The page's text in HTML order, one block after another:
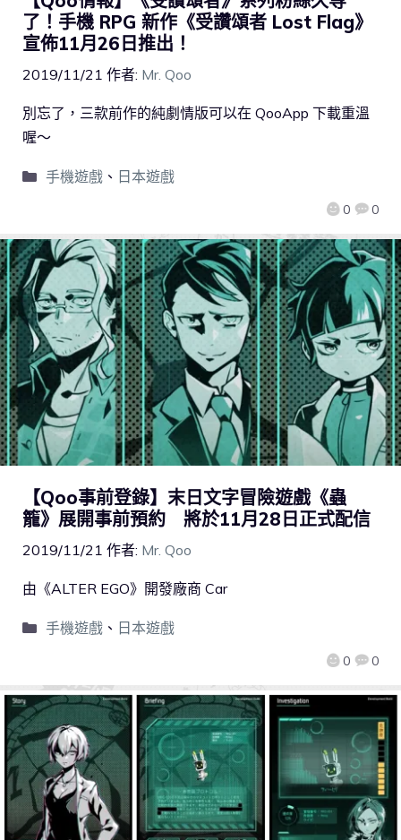
了！手機 RPG 新作《受讚頌者 Lost Flag》
宣佈11月26日推出！
2019/11/21 作者: Mr. Qoo
0 0
別忘了，三款前作的純劇情版可以在 QooApp 下載重溫
喔～
手機遊戲、 日本遊戲
【Qoo事前登錄】末日文字冒險遊戲《蟲
籠》展開事前預約 將於11月28日正式配信
2019/11/21 作者: Mr. Qoo
0 0
由《ALTER EGO》開發廠商 Car
手機遊戲、 日本遊戲